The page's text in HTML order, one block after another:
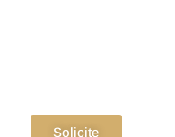
Solicite